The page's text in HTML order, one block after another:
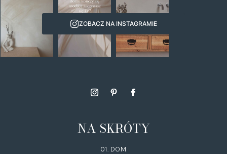
ZOBACZ NA INSTAGRAMIE
NA SKRÓTY
01. DOM